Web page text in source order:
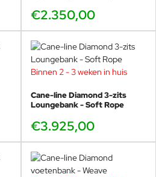
€2.350,00
Binnen 2 - 3 weken in huis
Cane-line Diamond 3-zits
Loungebank - Soft Rope
€3.925,00